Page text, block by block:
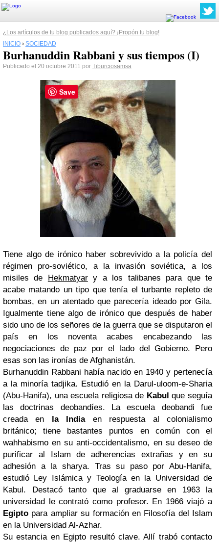
¿Los artículos de tu blog publicados aquí? ¡Propón tu blog!
INICIO › SOCIEDAD
Burhanuddin Rabbani y sus tiempos (I)
Publicado el 20 octubre 2011 por Tiburciosamsa
Tiene algo de irónico haber sobrevivido a la policía del
régimen pro-soviético, a la invasión soviética, a los
misiles de Hekmatyary a los talibanes para que te
acabe matando un tipo que tenía el turbante repleto de
bombas, en un atentado que parecería ideado por Gila.
Igualmente tiene algo de irónico que después de haber
sido uno de los señores de la guerra que se disputaron el
país en los noventa acabes encabezando las
negociaciones de paz por el lado del Gobierno. Pero
esas son las ironías de Afghanistán.
Burhanuddin Rabbani había nacido en 1940 y pertenecía
a la minoría tadjika. Estudió en la Darul-uloom-e-Sharia
(Abu-Hanifa), una escuela religiosa de Kabul que seguía
las doctrinas deobandíes. La escuela deobandi fue
creada en la Indiaen respuesta al colonialismo
británico; tiene bastantes puntos en común con el
wahhabismo en su anti-occidentalismo, en su deseo de
purificar al Islam de adherencias extrañas y en su
adhesión a la sharya. Tras su paso por Abu-Hanifa,
estudió Ley Islámica y Teología en la Universidad de
Kabul. Destacó tanto que al graduarse en 1963 la
universidad le contrató como profesor. En 1966 viajó a
Egipto para ampliar su formación en Filosofía del Islam
en la Universidad Al-Azhar.
Su estancia en Egipto resultó clave. Allí trabó contacto
Save